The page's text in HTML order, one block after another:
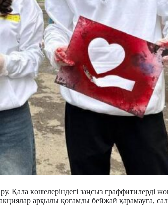
Қала көшелеріндегі заңсыз граффитилерді
арқылы қоғамды бейжай қарамауға,